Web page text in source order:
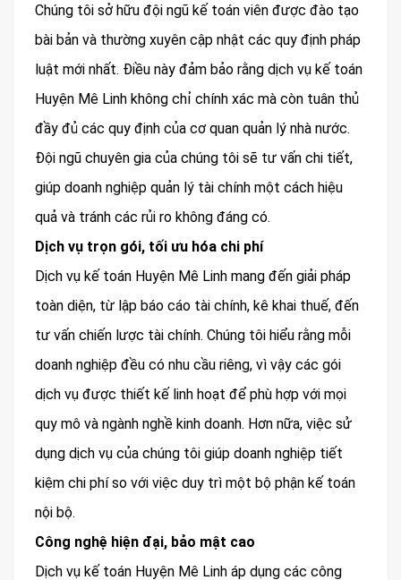
Chúng tôi sở hữu đội ngũ kế toán viên được đào tạo
bài bản và thường xuyên cập nhật các quy định pháp
luật mới nhất. Điều này đảm bảo rằng dịch vụ kế toán
Huyện Mê Linh không chỉ chính xác mà còn tuân thủ
đầy đủ các quy định của cơ quan quản lý nhà nước.
Đội ngũ chuyên gia của chúng tôi sẽ tư vấn chi tiết,
giúp doanh nghiệp quản lý tài chính một cách hiệu
quả và tránh các rủi ro không đáng có.
Dịch vụ trọn gói, tối ưu hóa chi phí
Dịch vụ kế toán Huyện Mê Linh mang đến giải pháp
toàn diện, từ lập báo cáo tài chính, kê khai thuế, đến
tư vấn chiến lược tài chính. Chúng tôi hiểu rằng mỗi
doanh nghiệp đều có nhu cầu riêng, vì vậy các gói
dịch vụ được thiết kế linh hoạt để phù hợp với mọi
quy mô và ngành nghề kinh doanh. Hơn nữa, việc sử
dụng dịch vụ của chúng tôi giúp doanh nghiệp tiết
kiệm chi phí so với việc duy trì một bộ phận kế toán
nội bộ.
Công nghệ hiện đại, bảo mật cao
Dịch vụ kế toán Huyện Mê Linh áp dụng các công